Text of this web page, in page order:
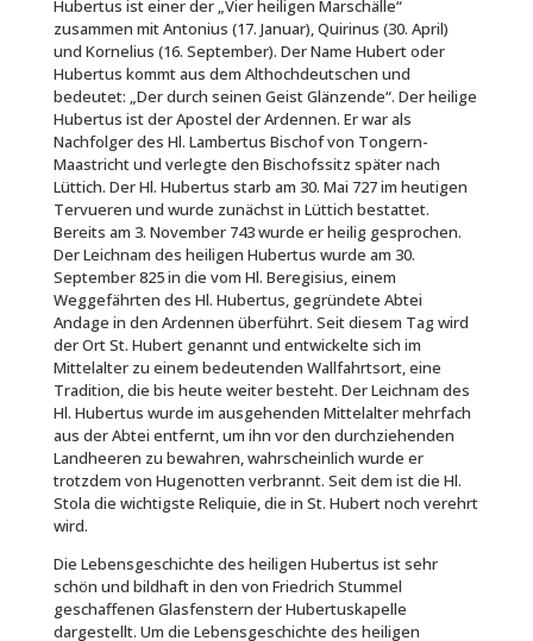
Hubertus ist einer der „Vier heiligen Marschälle“
zusammen mit Antonius (17. Januar), Quirinus (30. April)
und Kornelius (16. September). Der Name Hubert oder
Hubertus kommt aus dem Althochdeutschen und
bedeutet: „Der durch seinen Geist Glänzende“. Der heilige
Hubertus ist der Apostel der Ardennen. Er war als
Nachfolger des Hl. Lambertus Bischof von Tongern-
Maastricht und verlegte den Bischofssitz später nach
Lüttich. Der Hl. Hubertus starb am 30. Mai 727 im heutigen
Tervueren und wurde zunächst in Lüttich bestattet.
Bereits am 3. November 743 wurde er heilig gesprochen.
Der Leichnam des heiligen Hubertus wurde am 30.
September 825 in die vom Hl. Beregisius, einem
Weggefährten des Hl. Hubertus, gegründete Abtei
Andage in den Ardennen überführt. Seit diesem Tag wird
der Ort St. Hubert genannt und entwickelte sich im
Mittelalter zu einem bedeutenden Wallfahrtsort, eine
Tradition, die bis heute weiter besteht. Der Leichnam des
Hl. Hubertus wurde im ausgehenden Mittelalter mehrfach
aus der Abtei entfernt, um ihn vor den durchziehenden
Landheeren zu bewahren, wahrscheinlich wurde er
trotzdem von Hugenotten verbrannt. Seit dem ist die Hl.
Stola die wichtigste Reliquie, die in St. Hubert noch verehrt
wird.
Die Lebensgeschichte des heiligen Hubertus ist sehr
schön und bildhaft in den von Friedrich Stummel
geschaffenen Glasfenstern der Hubertuskapelle
dargestellt. Um die Lebensgeschichte des heiligen